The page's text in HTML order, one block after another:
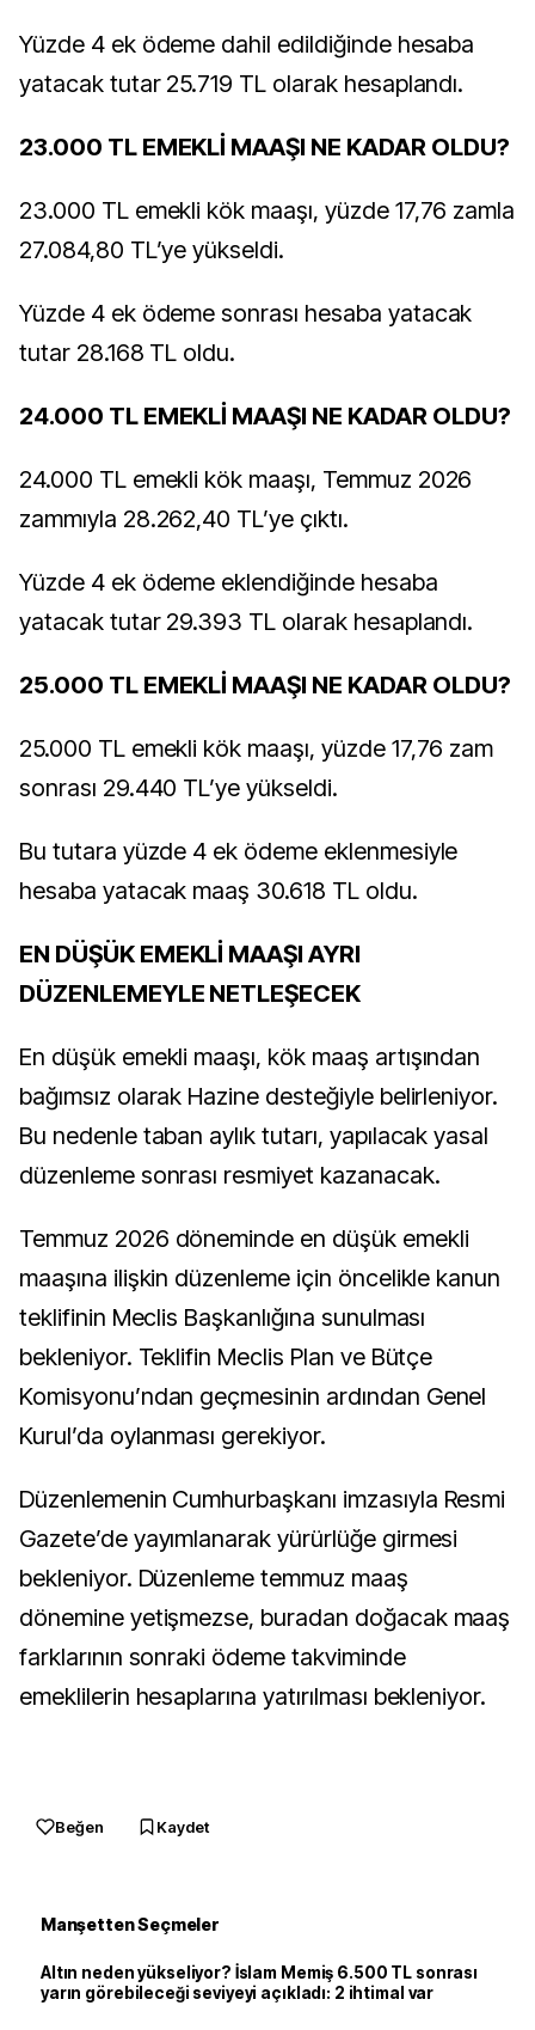
Yüzde 4 ek ödeme dahil edildiğinde hesaba
yatacak tutar 25.719 TL olarak hesaplandı.
23.000 TL EMEKLİ MAAŞI NE KADAR OLDU?
23.000 TL emekli kök maaşı, yüzde 17,76 zamla
27.084,80 TL’ye yükseldi.
Yüzde 4 ek ödeme sonrası hesaba yatacak
tutar 28.168 TL oldu.
24.000 TL EMEKLİ MAAŞI NE KADAR OLDU?
24.000 TL emekli kök maaşı, Temmuz 2026
zammıyla 28.262,40 TL’ye çıktı.
Yüzde 4 ek ödeme eklendiğinde hesaba
yatacak tutar 29.393 TL olarak hesaplandı.
25.000 TL EMEKLİ MAAŞI NE KADAR OLDU?
25.000 TL emekli kök maaşı, yüzde 17,76 zam
sonrası 29.440 TL’ye yükseldi.
Bu tutara yüzde 4 ek ödeme eklenmesiyle
hesaba yatacak maaş 30.618 TL oldu.
EN DÜŞÜK EMEKLİ MAAŞI AYRI
DÜZENLEMEYLE NETLEŞECEK
En düşük emekli maaşı, kök maaş artışından
bağımsız olarak Hazine desteğiyle belirleniyor.
Bu nedenle taban aylık tutarı, yapılacak yasal
düzenleme sonrası resmiyet kazanacak.
Temmuz 2026 döneminde en düşük emekli
maaşına ilişkin düzenleme için öncelikle kanun
teklifinin Meclis Başkanlığına sunulması
bekleniyor. Teklifin Meclis Plan ve Bütçe
Komisyonu’ndan geçmesinin ardından Genel
Kurul’da oylanması gerekiyor.
Düzenlemenin Cumhurbaşkanı imzasıyla Resmi
Gazete’de yayımlanarak yürürlüğe girmesi
bekleniyor. Düzenleme temmuz maaş
dönemine yetişmezse, buradan doğacak maaş
farklarının sonraki ödeme takviminde
emeklilerin hesaplarına yatırılması bekleniyor.
Beğen Kaydet
Manşetten Seçmeler
Altın neden yükseliyor? İslam Memiş 6.500 TL sonrası
yarın görebileceği seviyeyi açıkladı: 2 ihtimal var